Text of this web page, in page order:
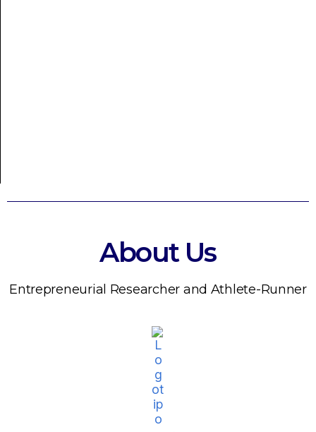
About Us
Entrepreneurial Researcher and Athlete-Runner